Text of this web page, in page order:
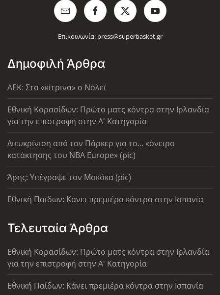
Επικοινωνία: press@superbasket.gr
Δημοφιλή Άρθρα
AEK: Στα «κίτρινα» ο Νόλεϊ
Εθνική Κορασίδων: Πρώτο ματς κόντρα στην Ιρλανδία
για την επιστροφή στην Α' Κατηγορία
Διευκρίνιση από τον Πάρκερ για το... «όνειρο
κατάκτησης του ΝΒΑ Europe» (pic)
Άρης: Υπέγραψε τον Μοκόκα (pic)
Εθνική Παίδων: Κάνει πρεμιέρα κόντρα στην Ισπανία
Τελευταία Άρθρα
Εθνική Κορασίδων: Πρώτο ματς κόντρα στην Ιρλανδία
για την επιστροφή στην Α' Κατηγορία
Εθνική Παίδων: Κάνει πρεμιέρα κόντρα στην Ισπανία